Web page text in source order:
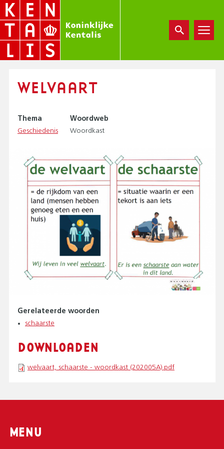
Overslaan
en
de
inhoud
WELVAART
Thema
Geschiedenis
Woordweb
Woordkast
Gerelateerde woorden
schaarste
DOWNLOADEN
welvaart, schaarste - woordkast (202005A).pdf
MENU